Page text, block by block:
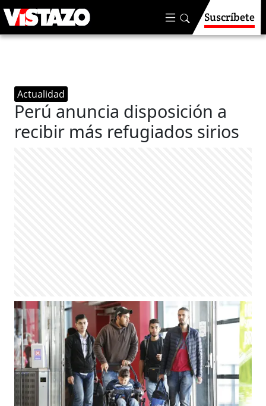
Suscríbete
Actualidad
Perú anuncia disposición a
recibir más refugiados sirios